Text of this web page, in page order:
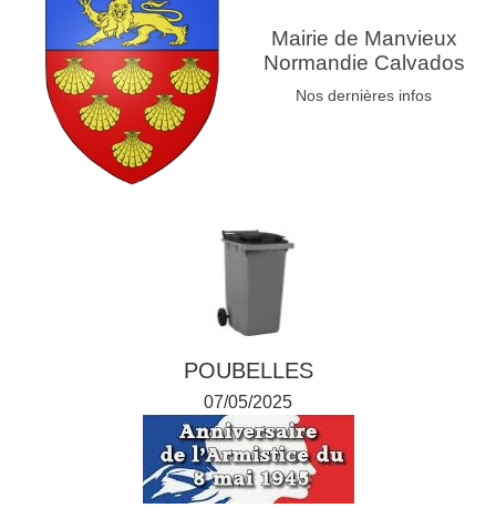
Mairie de Manvieux
Normandie Calvados
Nos dernières infos
POUBELLES
07/05/2025